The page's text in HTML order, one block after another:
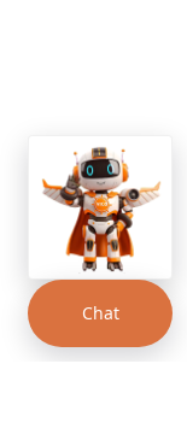
Chat